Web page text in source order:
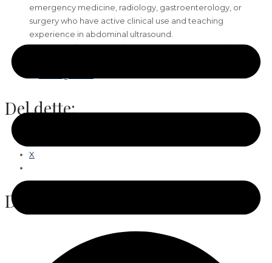
emergency medicine, radiology, gastroenterology, or
surgery who have active clinical use and teaching
experience in abdominal ultrasound.
For more information, please contact Dr. Ronja Leth
Del dette:
X
Del dette: